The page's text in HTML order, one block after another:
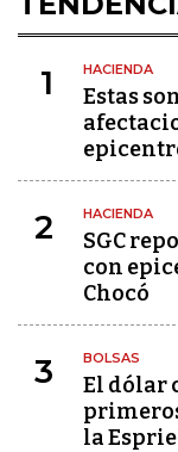
1 HACIENDA
Estas
2 HACIENDA
SGC
con
Chocó
3 BOLSAS
El dólar
la